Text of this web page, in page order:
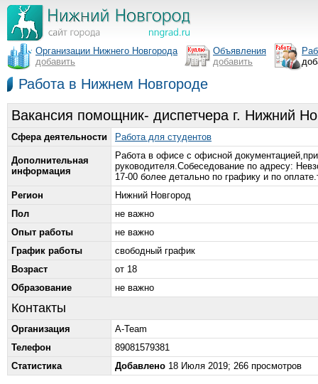
Организации Нижнего Новгорода
добавить
Объявления
добавить
Работа в Нижнем Новгороде
Вакансия помощник- диспетчера г. Нижний
Сфера деятельности Работа для студентов
Дополнительная
информация
Работа в офисе с офисной
руководителя.Собеседование по адресу:
17-00 более детально по графику и по
Регион
Нижний Новгород
Пол
не важно
Опыт работы
не важно
График работы
свободный график
Возраст
от 18
Образование
не важно
Контакты
Организация
A-Team
Телефон
89081579381
Статистика
Добавлено 18 Июля 2019; 266 просмотров